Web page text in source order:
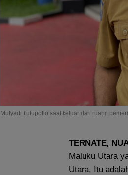
Mulyadi Tutupoho saat keluar dari ruang
TERNATE,
Maluku Utara
Utara. Itu